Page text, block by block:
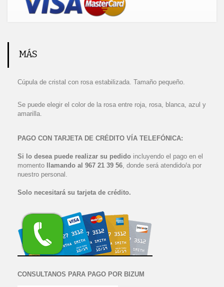
MÁS
Cúpula de cristal con rosa estabilizada. Tamaño pequeño.
Se puede elegir el color de la rosa entre roja, rosa, blanca, azul y
amarilla.
PAGO CON TARJETA DE CRÉDITO VÍA TELEFÓNICA:
Si lo desea puede realizar su pedido incluyendo el pago en el
momento
llamando al 967 21 39 56, donde será atendido/a por
nuestro personal.
Solo necesitará su tarjeta de crédito.
CONSULTANOS PARA PAGO POR BIZUM